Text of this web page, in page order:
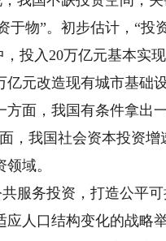
于物”。初步估计，“投
投入20万亿元基本实
元改造现有城市基础设
，我国有条件拿出一
，我国社会资本投资
域。
务投资，打造公平可
人口结构变化的战略